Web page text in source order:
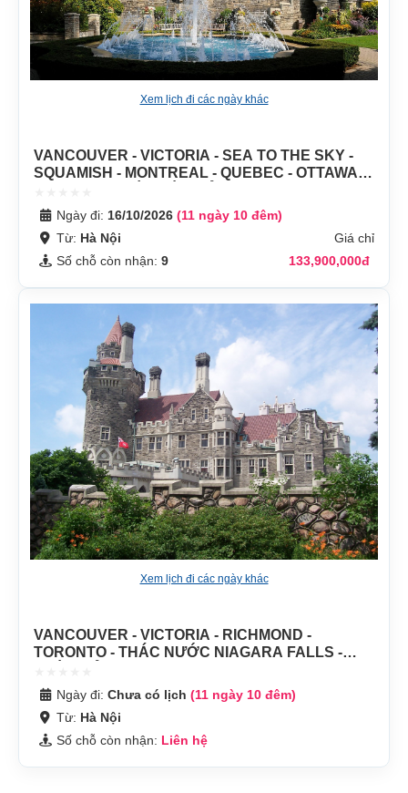
Xem lịch đi các ngày khác
VANCOUVER - VICTORIA - SEA TO THE SKY -
SQUAMISH - MONTREAL - QUEBEC - OTTAWA -
TORONTO
Ngày đi: 16/10/2026 (11 ngày 10 đêm)
Từ: Hà Nội
Giá chỉ
Số chỗ còn nhận: 9 133,900,000đ
Xem lịch đi các ngày khác
VANCOUVER - VICTORIA - RICHMOND -
TORONTO - THÁC NƯỚC NIAGARA FALLS -
- QUEBEC
Ngày đi: Chưa có lịch (11 ngày 10 đêm)
Từ: Hà Nội
Số chỗ còn nhận: Liên hệ